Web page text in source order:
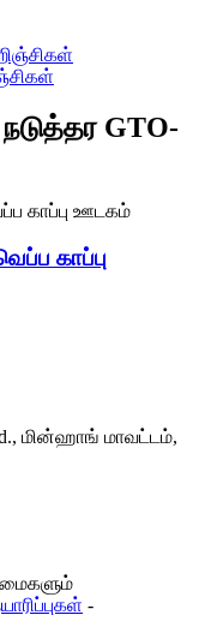
நடுத்தர GTO-
காப்பு
மின்ஹாங் மாவட்டம்,
-